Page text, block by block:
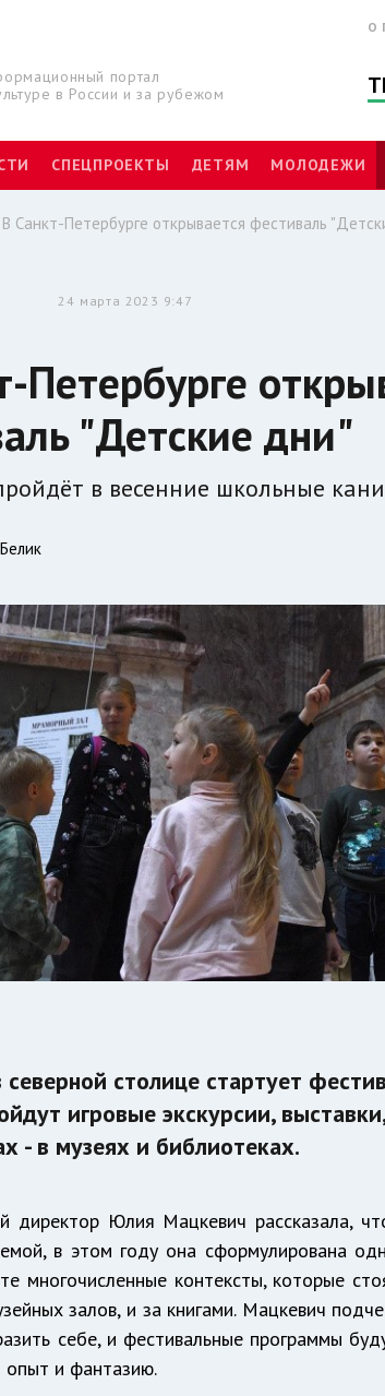
портал
в России и за рубежом
О
СПЕЦПРОЕКТЫ ДЕТЯМ МОЛОДЕЖИ
В Санкт-Петербурге открывается фестиваль
24 марта 2023 9:47
Петербурге
"Детские дни"
в весенние школьные
столице стартует
игровые экскурсии,
- в музеях и библиотеках.
директор Юлия Мацкевич рассказала,
в этом году она сформулирована
многочисленные контексты, которые
залов, и за книгами. Мацкевич
себе, и фестивальные программы
опыт и фантазию.